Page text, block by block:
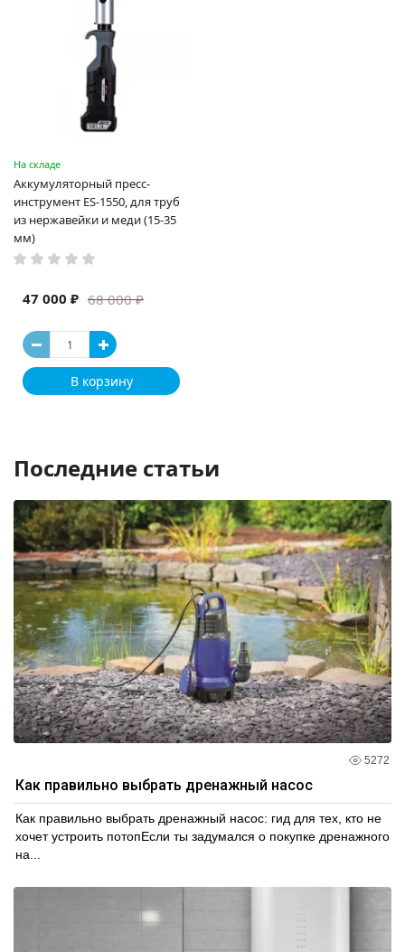
На складе
Аккумуляторный пресс-
инструмент ES-1550, для труб
из нержавейки и меди (15-35
мм)
68 000 ₽
47 000 ₽
В корзину
Последние статьи
5272
Как правильно выбрать дренажный насос
Как правильно выбрать дренажный насос: гид для тех, кто не
хочет устроить потопЕсли ты задумался о покупке дренажного
на...